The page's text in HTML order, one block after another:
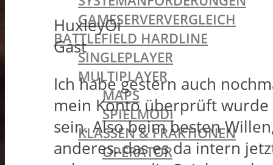
GAMESERVERVERGLEICH
BATTLEFIELD HARDLINE
SINGLEPLAYER
MULTIPLAYER
MAPS
SPIELMODI
KLASSEN & FRAKTIONEN
OPERATOR
HuxleyOi
Gast
Ich habe gestern auch
mein Konto überprüft
sein. Also beim besten
anderes..das es da intern